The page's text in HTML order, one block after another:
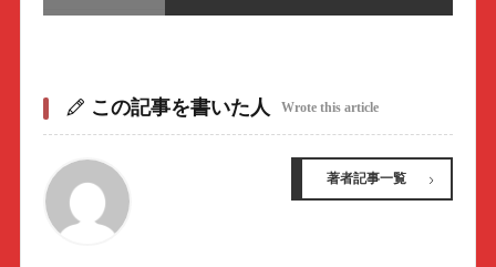
この記事を書いた人 Wrote this article
著者記事一覧